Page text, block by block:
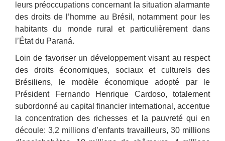
leurs préoccupations concernant la situation alarmante
des droits de l’homme au Brésil, notamment pour les
habitants du monde rural et particulièrement dans
l’État du Paraná.
Loin de favoriser un développement visant au respect
des droits économiques, sociaux et culturels des
Brésiliens, le modèle économique adopté par le
Président Fernando Henrique Cardoso, totalement
subordonné au capital financier international, accentue
la concentration des richesses et la pauvreté qui en
découle: 3,2 millions d’enfants travailleurs, 30 millions